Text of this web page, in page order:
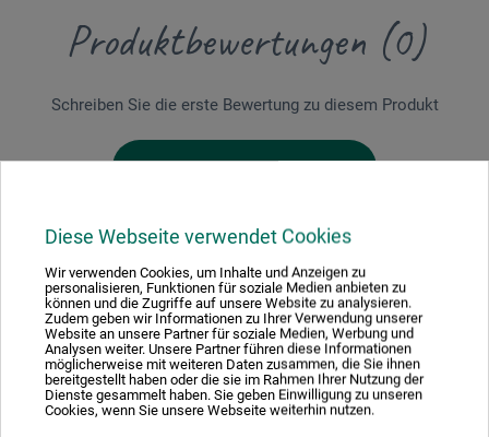
Diese Webseite verwendet Cookies
Wir verwenden Cookies, um Inhalte und Anzeigen zu
personalisieren, Funktionen für soziale Medien anbieten zu
können und die Zugriffe auf unsere Website zu analysieren.
Zudem geben wir Informationen zu Ihrer Verwendung unserer
Website an unsere Partner für soziale Medien, Werbung und
Analysen weiter. Unsere Partner führen diese Informationen
möglicherweise mit weiteren Daten zusammen, die Sie ihnen
bereitgestellt haben oder die sie im Rahmen Ihrer Nutzung der
Dienste gesammelt haben. Sie geben Einwilligung zu unseren
Cookies, wenn Sie unsere Webseite weiterhin nutzen.
Produktbewertungen (0)
Schreiben Sie die erste Bewertung zu diesem Produkt
JETZT PRODUKT BEWERTEN
Hersteller-Kontakt
Hier finden Sie die Kontaktdaten des Herstellers zu
diesem Produkt.